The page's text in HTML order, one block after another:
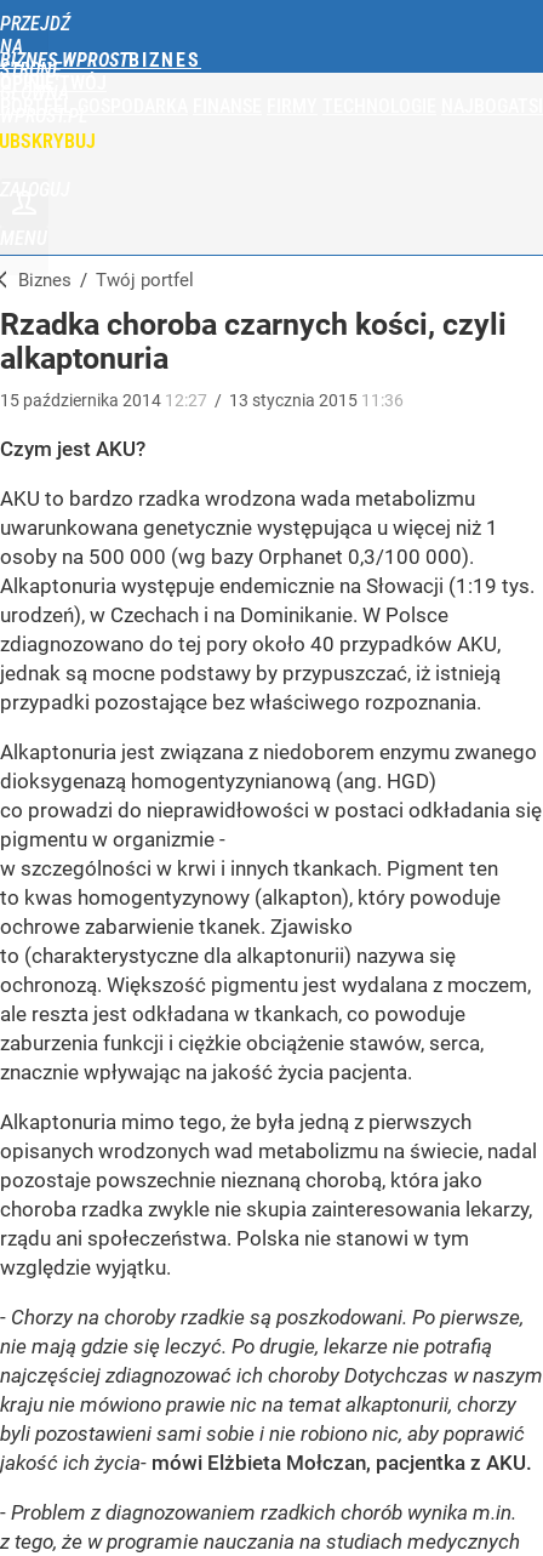
PRZEJDŹ
NA
STRONĘ
BIZNES WPROST
Biznes / Twój portfel
Rzadka choroba czarnych kości, czyli
alkaptonuria
15 października 2014 12:27 / 13 stycznia 2015 11:36
Czym jest AKU?
AKU to bardzo rzadka wrodzona wada metabolizmu
uwarunkowana genetycznie występująca u więcej niż 1
osoby na 500 000 (wg bazy Orphanet 0,3/100 000).
Alkaptonuria występuje endemicznie na Słowacji (1:19 tys.
urodzeń), w Czechach i na Dominikanie. W Polsce
zdiagnozowano do tej pory około 40 przypadków AKU,
jednak są mocne podstawy by przypuszczać, iż istnieją
przypadki pozostające bez właściwego rozpoznania.
Alkaptonuria jest związana z niedoborem enzymu zwanego
dioksygenazą homogentyzynianową (ang. HGD)
co prowadzi do nieprawidłowości w postaci odkładania się
pigmentu w organizmie -
w szczególności w krwi i innych tkankach. Pigment ten
to kwas homogentyzynowy (alkapton), który powoduje
ochrowe zabarwienie tkanek. Zjawisko
to (charakterystyczne dla alkaptonurii) nazywa się
ochronozą. Większość pigmentu jest wydalana z moczem,
ale reszta jest odkładana w tkankach, co powoduje
zaburzenia funkcji i ciężkie obciążenie stawów, serca,
znacznie wpływając na jakość życia pacjenta.
Alkaptonuria mimo tego, że była jedną z pierwszych
opisanych wrodzonych wad metabolizmu na świecie, nadal
pozostaje powszechnie nieznaną chorobą, która jako
choroba rzadka zwykle nie skupia zainteresowania lekarzy,
rządu ani społeczeństwa. Polska nie stanowi w tym
względzie wyjątku.
- Chorzy na choroby rzadkie są poszkodowani. Po pierwsze,
nie mają gdzie się leczyć. Po drugie, lekarze nie potrafią
najczęściej zdiagnozować ich choroby Dotychczas w naszym
kraju nie mówiono prawie nic na temat alkaptonurii, chorzy
byli pozostawieni sami sobie i nie robiono nic, aby poprawić
jakość ich życia- mówi Elżbieta Mołczan, pacjentka z AKU.
- Problem z diagnozowaniem rzadkich chorób wynika m.in.
z tego, że w programie nauczania na studiach medycznych